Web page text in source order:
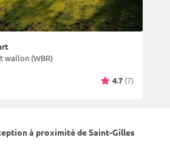
wallon (WBR)
4.7 (7)
à proximité de Saint-Gilles